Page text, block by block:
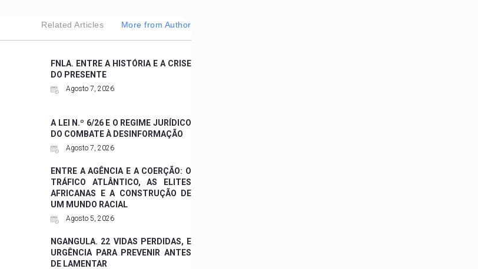
Related Articles More from Author
FNLA. ENTRE A HISTÓRIA E A CRISE
DO PRESENTE
Agosto 7, 2026
A LEI N.º 6/26 E O REGIME JURÍDICO
DO COMBATE À DESINFORMAÇÃO
Agosto 7, 2026
ENTRE A AGÊNCIA E A COERÇÃO: O
TRÁFICO ATLÂNTICO, AS ELITES
AFRICANAS E A CONSTRUÇÃO DE
UM MUNDO RACIAL
Agosto 5, 2026
NGANGULA. 22 VIDAS PERDIDAS, E
URGÊNCIA PARA PREVENIR ANTES
DE LAMENTAR